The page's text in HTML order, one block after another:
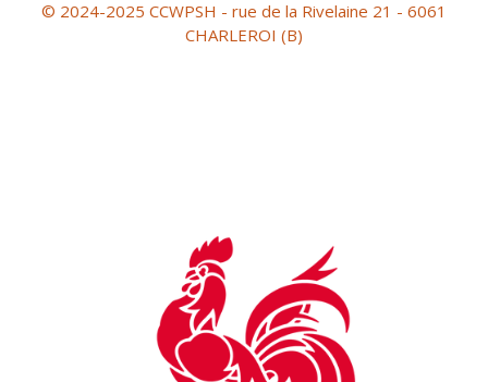
© 2024-2025 CCWPSH - rue de la Rivelaine 21 - 6061
CHARLEROI (B)